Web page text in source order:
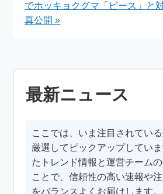
でホッキョクグマ「ピース」と
真公開 »
最新ニュース
ここでは、いま注目されてい
厳選してピックアップしてい
たトレンド情報と運営チーム
ことで、信頼性の高い速報や
をバランスよくお届けします。